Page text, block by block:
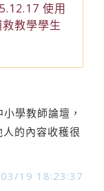
使用
教學學生
學教師論壇，
的內容收穫很
19 18:23:37